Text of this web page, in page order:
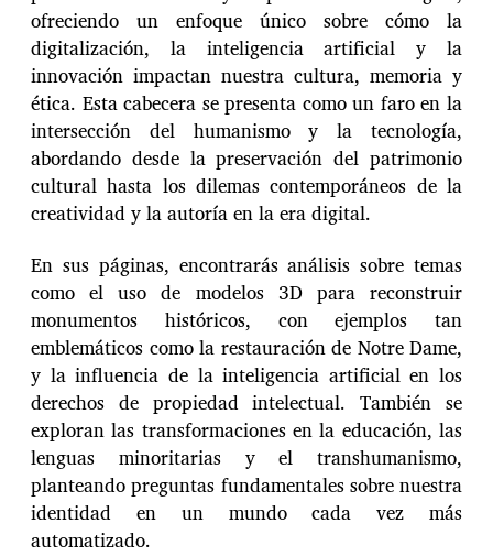
ofreciendo un enfoque único sobre cómo la
digitalización, la inteligencia artificial y la
innovación impactan nuestra cultura, memoria y
ética. Esta cabecera se presenta como un faro en la
intersección del humanismo y la tecnología,
abordando desde la preservación del patrimonio
cultural hasta los dilemas contemporáneos de la
creatividad y la autoría en la era digital.
En sus páginas, encontrarás análisis sobre temas
como el uso de modelos 3D para reconstruir
monumentos históricos, con ejemplos tan
emblemáticos como la restauración de Notre Dame,
y la influencia de la inteligencia artificial en los
derechos de propiedad intelectual. También se
exploran las transformaciones en la educación, las
lenguas minoritarias y el transhumanismo,
planteando preguntas fundamentales sobre nuestra
identidad en un mundo cada vez más
automatizado.